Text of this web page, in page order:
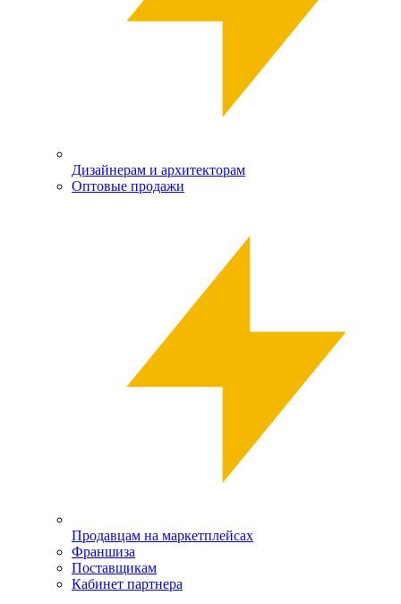
Дизайнерам и архитекторам
Оптовые продажи
Продавцам на маркетплейсах
Франшиза
Поставщикам
Кабинет партнера